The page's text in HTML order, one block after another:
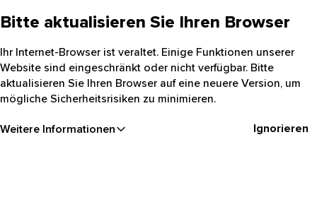
Bitte aktualisieren Sie Ihren Browser
Ihr Internet-Browser ist veraltet. Einige Funktionen unserer
Website sind eingeschränkt oder nicht verfügbar. Bitte
aktualisieren Sie Ihren Browser auf eine neuere Version, um
mögliche Sicherheitsrisiken zu minimieren.
Weitere Informationen Ignorieren